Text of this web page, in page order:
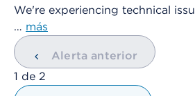
We're experiencing technical
… más
Alerta anterior
mostrando
1 de 2